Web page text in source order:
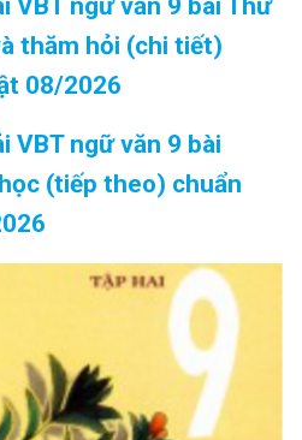
VBT ngữ văn 9 bài Thư
thăm hỏi (chi tiết)
08/2026
VBT ngữ văn 9 bài
(tiếp theo) chuẩn